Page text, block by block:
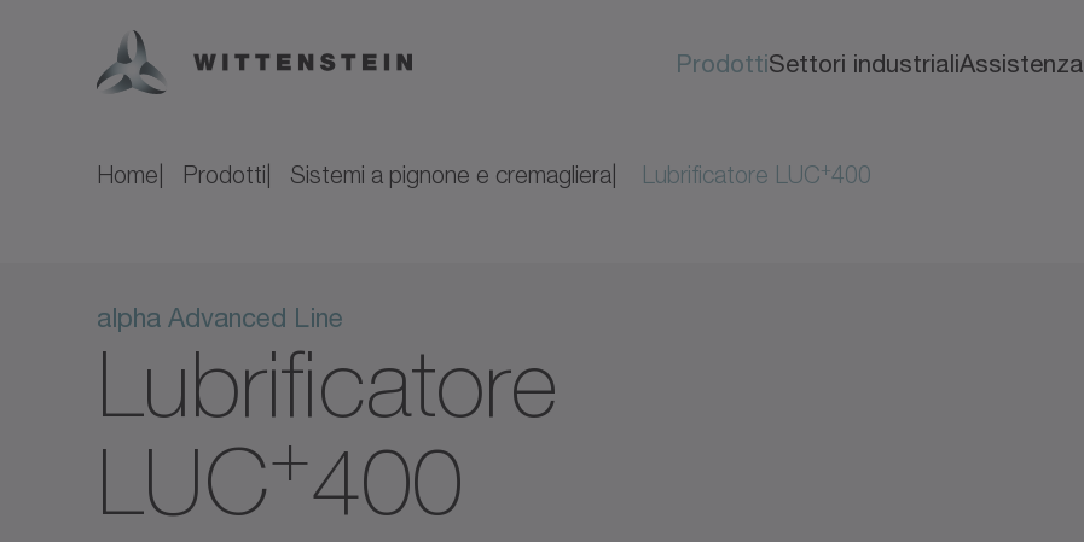
ProdottiSettori industrialiAssistenza
Home Prodotti Sistemi a pignone e cremagliera Lubrificatore LUC+400
alpha Advanced Line
Lubrificatore
LUC+400